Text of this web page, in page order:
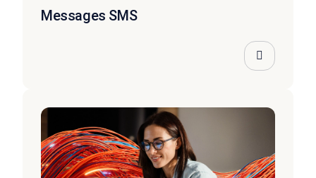
Messages SMS